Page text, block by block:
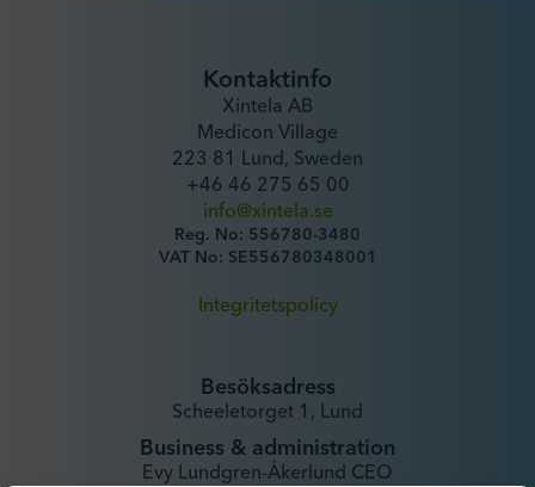
Kontaktinfo
Xintela AB
Medicon Village
223 81 Lund, Sweden
+46 46 275 65 00
info@xintela.se
Reg. No: 556780-3480
VAT No: SE556780348001
Integritetspolicy
Besöksadress
Scheeletorget 1, Lund
Business & administration
Evy Lundgren-Åkerlund CEO